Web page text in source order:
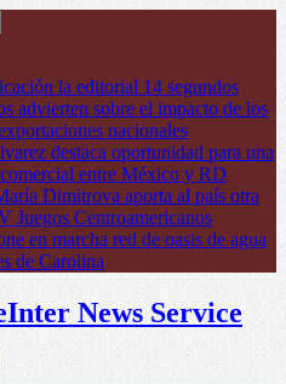
la editorial 14 segundos
advierten sobre el impacto de los
nacionales
destaca oportunidad para una
entre México y RD
Dimitrova aporta al país otra
Juegos Centroamericanos
en marcha red de oasis de agua
de Carolina
Inter News Service